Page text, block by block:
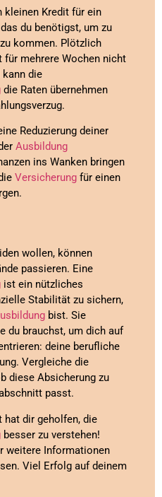
kleinen Kredit für ein
du benötigst, um zu
kommen. Plötzlich
mehrere Wochen nicht
die
die Raten übernehmen
Reduzierung deiner
Ausbildung
ins Wanken bringen
Versicherung für einen
wollen, können
passieren. Eine
ist ein nützliches
Stabilität zu sichern,
bist. Sie
du brauchst, um dich auf
deine berufliche
Vergleiche die
diese Absicherung zu
passt.
hat dir geholfen, die
besser zu verstehen!
weitere Informationen
Viel Erfolg auf deinem